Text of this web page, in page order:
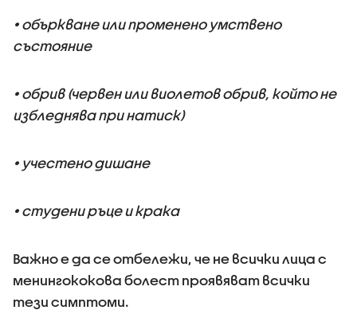
• объркване или променено умствено
състояние
• обрив (червен или виолетов обрив, който не
избледнява при натиск)
• учестено дишане
• студени ръце и крака
Важно е да се отбележи, че не всички лица с
менингококова болест проявяват всички
тези симптоми.